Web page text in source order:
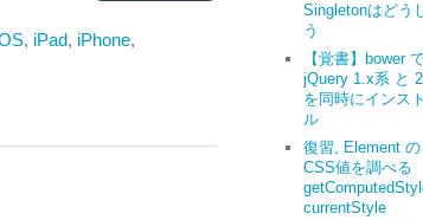
, iPad, iPhone,
Singletonはどう
う
【覚書】bower
jQuery 1.x系 と
を同時にインス
ル
復習, Element の
CSS値を調べる
currentStyle